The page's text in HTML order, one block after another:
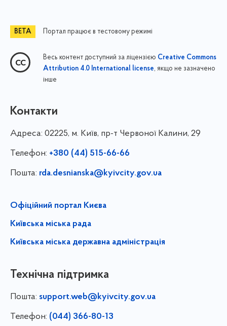
Портал працює в тестовому режимі
Весь контент доступний за ліцензією Creative Commons
Attribution 4.0 International license, якщо не зазначено
інше
Контакти
Адреса: 02225, м. Київ, пр-т Червоної Калини, 29
Телефон: +380 (44) 515-66-66
Пошта: rda.desnianska@kyivcity.gov.ua
Офіційний портал Києва
Київська міська рада
Київська міська державна адміністрація
Технічна підтримка
Пошта: support.web@kyivcity.gov.ua
Телефон: (044) 366-80-13